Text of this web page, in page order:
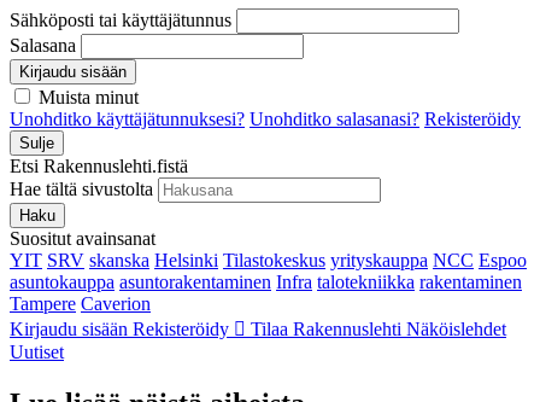
Sähköposti tai käyttäjätunnus
Salasana
Kirjaudu sisään
Muista minut
Unohditko käyttäjätunnuksesi? Unohditko salasanasi? Rekisteröidy
Sulje
Etsi Rakennuslehti.fistä
Hae tältä sivustolta
Haku
Suositut avainsanat
YIT SRV skanska Helsinki Tilastokeskus yrityskauppa NCC Espoo
asuntokauppa asuntorakentaminen Infra talotekniikka rakentaminen
Tampere Caverion
Kirjaudu sisään Rekisteröidy Tilaa Rakennuslehti Näköislehdet
Uutiset